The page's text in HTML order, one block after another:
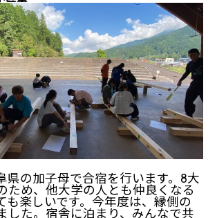
県の加子母で合宿を行います。8大
ため、他大学の人とも仲良くなる
も楽しいです。今年度は、縁側の
した。宿舎に泊まり、みんなで共